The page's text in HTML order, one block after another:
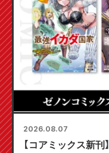
2026.08.07
【コアミックス新刊